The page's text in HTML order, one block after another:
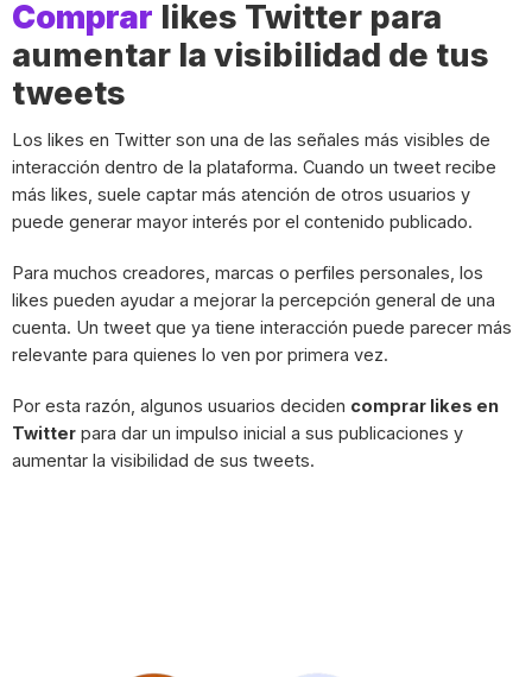
Comprar likes Twitter para
aumentar la visibilidad de tus
tweets
Los likes en Twitter son una de las señales más visibles de
interacción dentro de la plataforma. Cuando un tweet recibe
más likes, suele captar más atención de otros usuarios y
puede generar mayor interés por el contenido publicado.
Para muchos creadores, marcas o perfiles personales, los
likes pueden ayudar a mejorar la percepción general de una
cuenta. Un tweet que ya tiene interacción puede parecer más
relevante para quienes lo ven por primera vez.
Por esta razón, algunos usuarios deciden comprar likes en
Twitter para dar un impulso inicial a sus publicaciones y
aumentar la visibilidad de sus tweets.